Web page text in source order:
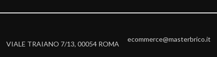
VIALE TRAIANO 7/13, 00054 ROMA
ecommerce@masterbrico.it